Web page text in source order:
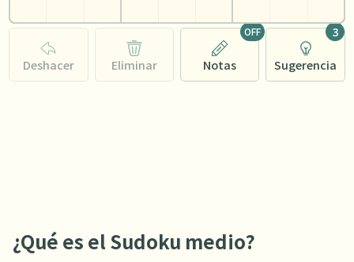
Deshacer Eliminar Notas
OFF
Sugerencia
3
¿Qué es el Sudoku medio?